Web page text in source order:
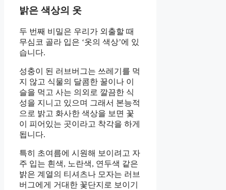
밝은 색상의 옷
두 번째 비밀은 우리가 외출할 때
무심코 골라 입은 ‘옷의 색상’에 있
습니다.
성충이 된 러브버그는 쓰레기를 먹
지 않고 식물의 달콤한 꿀이나 이
슬을 먹고 사는 의외로 깔끔한 식
성을 지니고 있으며 그래서 본능적
으로 밝고 화사한 색상을 보면 꽃
이 피어있는 곳이라고 착각을 하게
됩니다.
특히 초여름에 시원해 보이려고 자
주 입는 흰색, 노란색, 연두색 같은
밝은 계열의 티셔츠나 모자는 러브
버그에게 거대한 꽃단지로 보이기